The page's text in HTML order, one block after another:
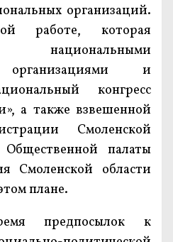
организаций.
работе, которая
организациями и
конгресс
а также взвешенной
Смоленской
палаты
Смоленской области
плане.
предпосылок к